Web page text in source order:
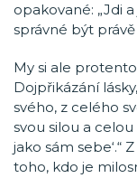
opakované: „Jdi
správné být
My si ale
Dojpřikázání
svého, z celého
svou silou a celou
jako sám sebe‘.“
toho, kdo je